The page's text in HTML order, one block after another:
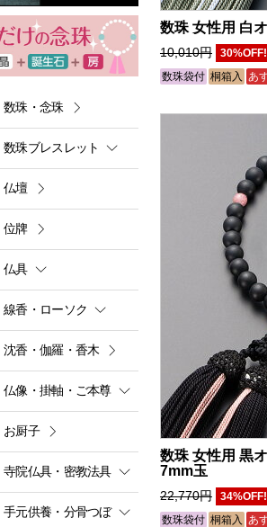
数珠 女性用 白
10,010円 30%OFF!
数珠袋付 桐箱入 あ
数珠 女性用 黒
7mm玉
22,770円 34%OFF!
数珠袋付 桐箱入 あ
数珠・念珠
数珠ブレスレット
仏壇
位牌
仏具
線香・ローソク
沈香・伽羅・香木
仏像・掛軸・ご本尊
お厨子
寺院仏具・密教法具
手元供養・分骨つぼ